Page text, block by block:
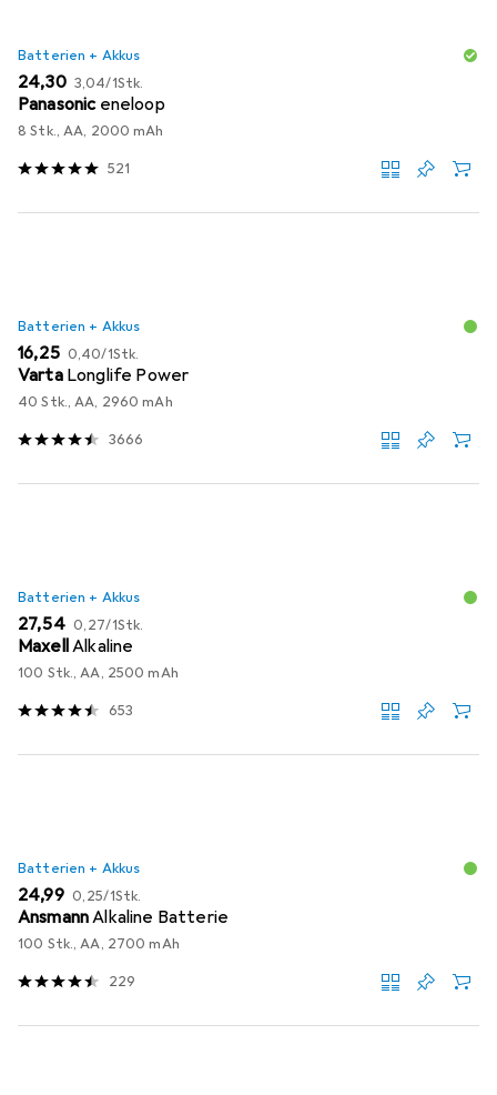
Batterien + Akkus
EUR
24,30 EUR
3,04/1Stk.
Panasonic eneloop
8 Stk., AA, 2000 mAh
521
Batterien + Akkus
EUR
16,25 EUR
0,40/1Stk.
Varta Longlife Power
40 Stk., AA, 2960 mAh
3666
Batterien + Akkus
EUR
27,54 EUR
0,27/1Stk.
MaxellAlkaline
100 Stk., AA, 2500 mAh
653
Batterien + Akkus
EUR
24,99 EUR
0,25/1Stk.
AnsmannAlkaline Batterie
100 Stk., AA, 2700 mAh
229